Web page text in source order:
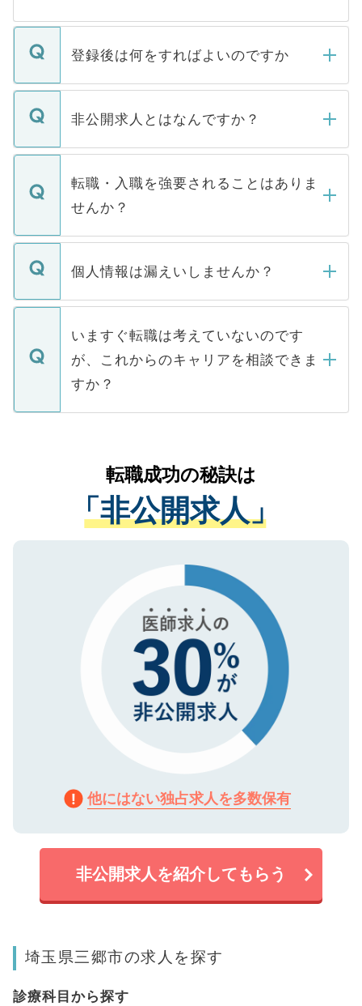
登録後は何をすればよいのですか
ご登録いただきましたら、弊社担当者がご
登録内容を確認し、その後メールもしくは
ます。通常、5営業日以内にはご連絡をせて
いただきますので、しばらくお待ちくださ
非公開求人とはなんですか？
マイナビDOCTORで取り扱っている求人の
うち約3割は、Webサイトからご覧いただ
けない「非公開求人」です。非公開求人は
下記の理由によって、一般には公開してい
ません。
■応募殺到を避けるため 人気のある医療機
関を公にしてしまうと、応募が殺到する場
に、医療機関が求める条件に合った人材の
みを人材紹介会社に依頼するケースが増え
ています。
転職・入職を強要されることはありま
せんか？
転職・入職を強要することは一切ありませ
ん。また、仮に応募先から内定をいただい
定を承諾する必要はありません。内定先へ
の辞退の連絡はキャリアパートナーが行い
個人情報は漏えいしませんか？
個人情報が漏えいすることはありませんの
で、ご安心ください。当サイトからの登録
などで収集したご登録者様の個人情報は、
ご本人のキャリアアップおよび転職活動の
支援を目的に使用いたします。お預かりし
ているすべての個人データはご本人の許可
は、個人情報の取り扱いについての厳密な
管理基準を満たした事業者のみに付与され
る、プライバシーマークを取得済みです。
で、機密保持に関してもご安心ください。
いますぐ転職は考えていないのです
が、これからのキャリアを相談できま
すか？
かがいして、現在の医療機関の状況や紹介
経験をまじえながら、適切なアドバイスを
させていただきます。すぐにご転職をされ
ない方には、長期的なサポートが可能です
ので、まずはご登録ください。
転職成功の秘訣は
「非公開求人」
他にはない独占求人を多数保有
非公開求人を紹介してもらう
埼玉県三郷市の求人を探す
診療科目から探す